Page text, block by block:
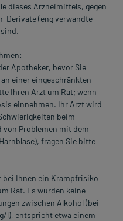
dieses Arzneimittels, gegen
Derivate (eng verwandte
Apotheker, bevor Sie
einer eingeschränkten
Ihren Arzt um Rat; wenn
einnehmen. Ihr Arzt wird
beim
von Problemen mit dem
fragen Sie bitte
bei Ihnen ein Krampfrisiko
Rat. Es wurden keine
zwischen Alkohol (bei
l), entspricht etwa einem